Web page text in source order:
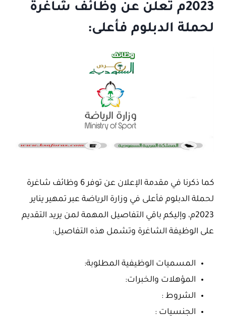
2023م تعلن عن وظائف شاغرة
لحملة الدبلوم فأعلى:
كما ذكرنا في مقدمة الإعلان عن توفر 6 وظائف شاغرة
لحملة الدبلوم فأعلى في وزارة الرياضة عبر تمهير يناير
2023م، وإليكم باقي التفاصيل المهمة لمن يريد التقديم
على الوظيفة الشاغرة وتشمل هذه التفاصيل:
المسميات الوظيفية المطلوبة:
المؤهلات والخبرات:
الشروط :
الجنسيات :